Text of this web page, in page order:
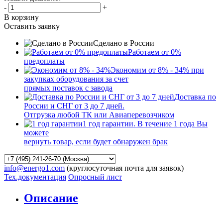
-
+
В корзину
Оставить заявку
Сделано в России
Работаем от 0%
предоплаты
Экономим от 8% - 34% при
закупках оборудования за счет
прямых поставок с завода
Доставка по
России и СНГ от 3 до 7 дней.
Отгрузка любой ТК или Авиаперевозчиком
1 год гарантии. В течение 1 года Вы
можете
вернуть товар, если будет обнаружен брак
info@energo1.com (круглосуточная почта для заявок)
Тех.документация Опросный лист
Описание